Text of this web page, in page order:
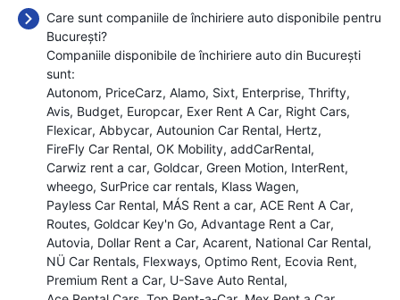
Care sunt companiile de închiriere auto disponibile pentru
București?
Companiile disponibile de închiriere auto din București
sunt:
Autonom PriceCarz Alamo Sixt Enterprise Thrifty
Avis Budget Europcar Exer Rent A Car Right Cars
Flexicar Abbycar Autounion Car Rental Hertz
FireFly Car Rental OK Mobility addCarRental
Carwiz rent a car Goldcar Green Motion InterRent
wheego SurPrice car rentals Klass Wagen
Payless Car Rental MÁS Rent a car ACE Rent A Car
Routes Goldcar Key'n Go Advantage Rent a Car
Autovia Dollar Rent a Car Acarent National Car Rental
NÜ Car Rentals Flexways Optimo Rent Ecovia Rent
Premium Rent a Car U-Save Auto Rental